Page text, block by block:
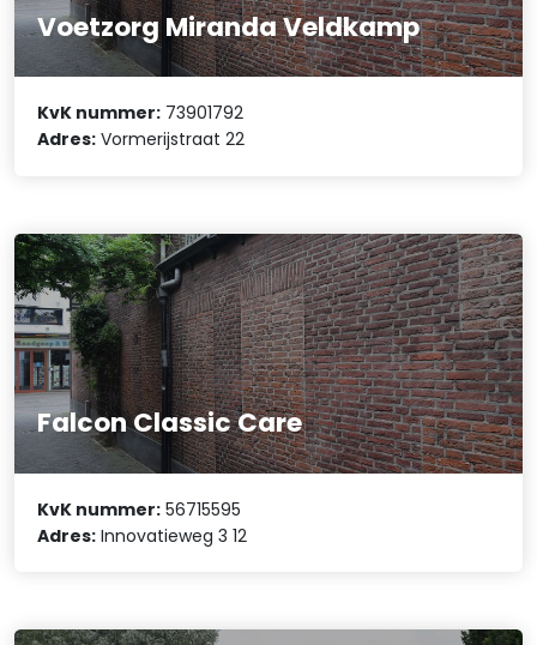
Voetzorg Miranda Veldkamp
KvK nummer: 73901792
Adres: Vormerijstraat 22
Falcon Classic Care
KvK nummer: 56715595
Adres: Innovatieweg 3 12